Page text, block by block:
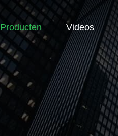
Producten Videos